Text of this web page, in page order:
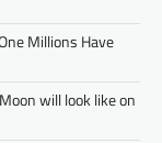
Millions Have
will look like on